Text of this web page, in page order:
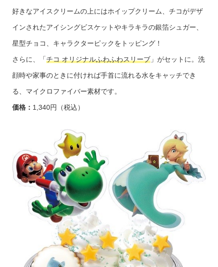
好きなアイスクリームの上にはホイップクリーム、チコがデザ
インされたアイシングビスケットやキラキラの銀箔シュガー、
星型チョコ、キャラクターピックをトッピング！
さらに、「チコ オリジナルふわふわスリーブ」がセットに。洗
顔時や家事のときに付ければ手首に流れる水をキャッチでき
る、マイクロファイバー素材です。
価格： 1,340円（税込）